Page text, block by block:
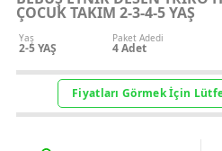
ÇOCUK TAKIM 2-3-4-5 YAŞ
Yaş
2-5 YAŞ
Paket Adedi
4Adet
Fiyatları Görmek İçin